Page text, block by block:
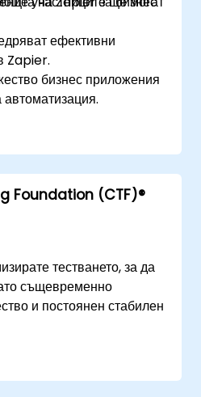
ефективни
Zapier.
бизнес приложения
срещани проблеми.
на работните
на бизнес нуждите.
Foundation (CTF)®
тестването, за да
същевременно
и постоянен стабилен